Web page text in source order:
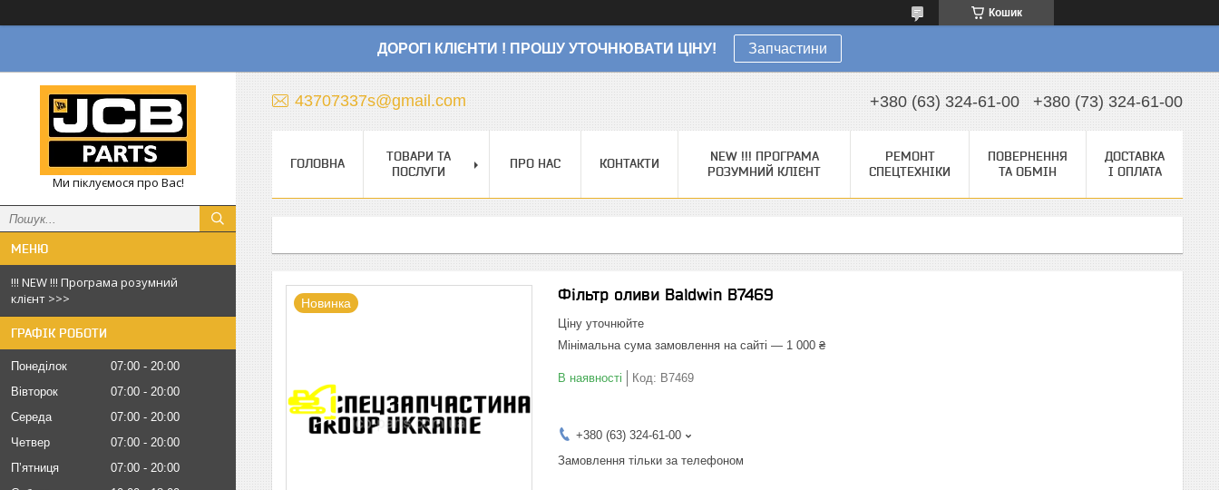
Кошик
ДОРОГІ КЛІЄНТИ ! ПРОШУ УТОЧНЮВАТИ ЦІНУ! Запчастини
Ми піклуємося про Вас!
!!! NEW !!! Програма розумний
клієнт >>>
ГРАФІК РОБОТИ
Понеділок 07:00
20:00
Вівторок
07:00
20:00
Середа
07:00
20:00
Четвер
07:00
20:00
Пʼятниця
07:00
20:00
43707337s@gmail.com +380 (63) 324-61-00 +380 (73) 324-61-00
ГОЛОВНА
ТОВАРИ ТА
ПОСЛУГИ
ПРО НАС КОНТАКТИ
NEW !!! ПРОГРАМА
РОЗУМНИЙ КЛІЄНТ
РЕМОНТ
СПЕЦТЕХНІКИ
ПОВЕРНЕННЯ
ТА ОБМІН
ДОСТАВКА
І ОПЛАТА
Новинка Фільтр оливи Baldwin B7469
Ціну уточнюйте
Мінімальна сума замовлення на сайті — 1 000 ₴
В наявності Код: B7469
+380 (63) 324-61-00
Замовлення тільки за телефоном